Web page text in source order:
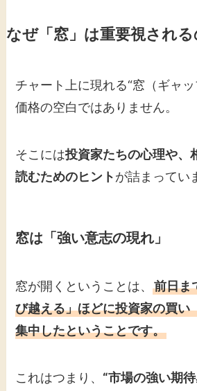
なぜ「窓」は重要視される
チャート上に現れる“窓（ギャ
価格の空白ではありません。
そこには投資家たちの心理や、
読むためのヒントが詰まってい
窓は「強い意志の現れ」
窓が開くということは、前日ま
び越える」ほどに投資家の買い
集中したということです。
これはつまり、 “市場の強い期